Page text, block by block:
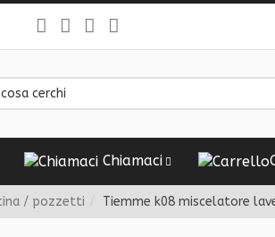
Chiamaci
/ pozzetti Tiemme k08 miscelatore